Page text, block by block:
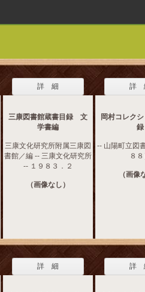
詳 細
三康図書館蔵書目録 文
学書編
三康文化研究所附属三康図
書館／編 -- 三康文化研究所
-- １９８３．２
（画像なし）
詳
岡村コレク
録
-- 山陽町立図
８８
（画像
詳 細 詳